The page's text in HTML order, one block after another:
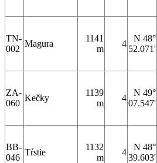
TN-
002
Magura
1141
m
4
N 48°
52.071'
ZA-
060
Kečky
1139
m
4
N 49°
07.547'
BB-
046
Tŕstie
1132
m
4
N 48°
39.603'